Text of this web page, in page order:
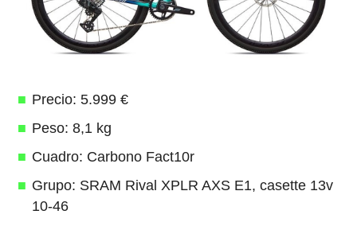
Precio: 5.999 €
Peso: 8,1 kg
Cuadro: Carbono Fact10r
Grupo: SRAM Rival XPLR AXS E1, casette 13v
10-46